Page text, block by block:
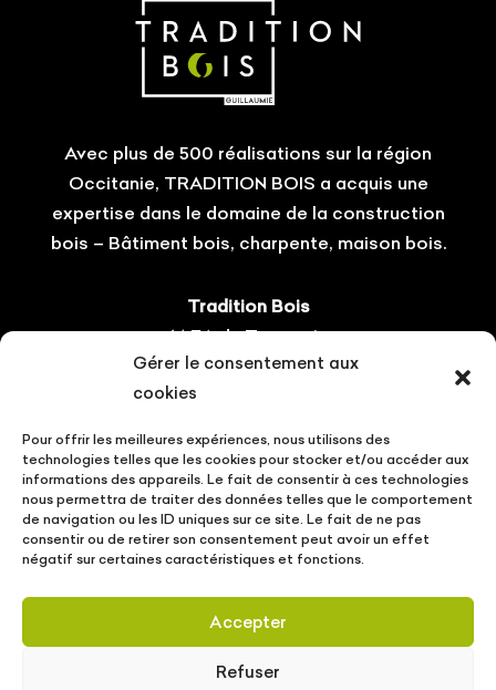
Gérer le consentement aux
cookies
Pour offrir les meilleures expériences, nous utilisons des
technologies telles que les cookies pour stocker et/ou accéder aux
informations des appareils. Le fait de consentir à ces technologies
nous permettra de traiter des données telles que le comportement
de navigation ou les ID uniques sur ce site. Le fait de ne pas
consentir ou de retirer son consentement peut avoir un effet
négatif sur certaines caractéristiques et fonctions.
Accepter
Refuser
Avec plus de 500 réalisations sur la région
Occitanie, TRADITION BOIS a acquis une
expertise dans le domaine de la construction
bois – Bâtiment bois, charpente, maison bois.
Tradition Bois
14 ZA du Tourneris
31470 Bonrepos-sur-Aussonnelle
Tel : 05.61.08.60.54
Suivez-nous !
MENTIONS LÉGALES